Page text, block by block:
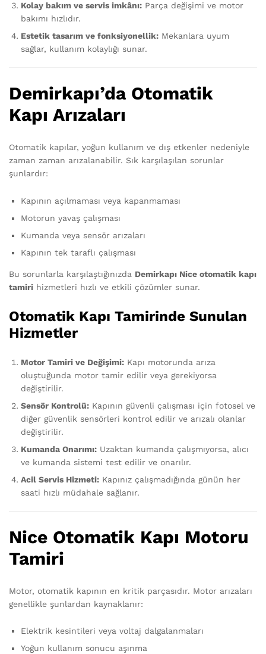
Kolay bakım ve servis imkânı: Parça değişimi ve motor
bakımı hızlıdır.
Estetik tasarım ve fonksiyonellik: Mekanlara uyum
sağlar, kullanım kolaylığı sunar.
Demirkapı’da Otomatik
Kapı Arızaları
Otomatik kapılar, yoğun kullanım ve dış etkenler nedeniyle
zaman zaman arızalanabilir. Sık karşılaşılan sorunlar
şunlardır:
Kapının açılmaması veya kapanmaması
Motorun yavaş çalışması
Kumanda veya sensör arızaları
Kapının tek taraflı çalışması
Bu sorunlarla karşılaştığınızda Demirkapı Nice otomatik kapı
tamiri hizmetleri hızlı ve etkili çözümler sunar.
Otomatik Kapı Tamirinde Sunulan
Hizmetler
Motor Tamiri ve Değişimi: Kapı motorunda arıza
oluştuğunda motor tamir edilir veya gerekiyorsa
değiştirilir.
Sensör Kontrolü: Kapının güvenli çalışması için fotosel ve
diğer güvenlik sensörleri kontrol edilir ve arızalı olanlar
değiştirilir.
Kumanda Onarımı: Uzaktan kumanda çalışmıyorsa, alıcı
ve kumanda sistemi test edilir ve onarılır.
Acil Servis Hizmeti: Kapınız çalışmadığında günün her
saati hızlı müdahale sağlanır.
Nice Otomatik Kapı Motoru
Tamiri
Motor, otomatik kapının en kritik parçasıdır. Motor arızaları
genellikle şunlardan kaynaklanır:
Elektrik kesintileri veya voltaj dalgalanmaları
Yoğun kullanım sonucu aşınma